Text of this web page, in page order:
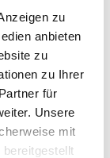
zu
anbieten
zu
zu Ihrer
für
Unsere
mit